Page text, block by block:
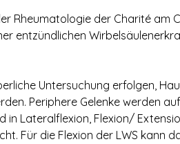
Rheumatologie der Charité am
entzündlichen
Untersuchung erfolgen,
Periphere Gelenke werden auf
in Lateralflexion, Flexion/
Für die Flexion der LWS kann